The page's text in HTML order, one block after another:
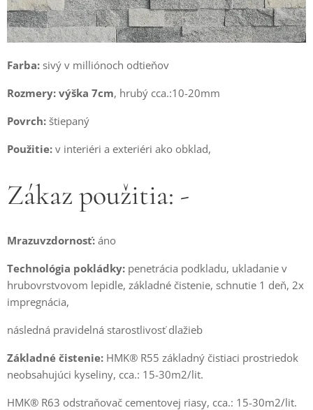
Farba: sivý v milliónoch odtieňov
Rozmery: výška 7cm, hrubý cca.:10-20mm
Povrch: štiepaný
Použitie: v interiéri a exteriéri ako obklad,
Zákaz použitia: -
Mrazuvzdornosť: áno
Technológia pokládky: penetrácia podkladu, ukladanie v
hrubovrstvovom lepidle, základné čistenie, schnutie 1 deň, 2x
impregnácia,
následná pravidelná starostlivosť dlažieb
Základné čistenie: HMK® R55 základný čistiaci prostriedok
neobsahujúci kyseliny, cca.: 15-30m2/lit.
HMK® R63 odstraňovač cementovej riasy, cca.: 15-30m2/lit.